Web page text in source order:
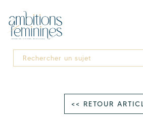
<< RETOUR